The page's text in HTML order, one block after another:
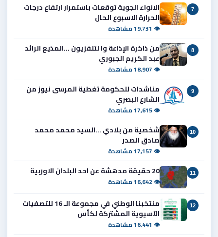
7
الانواء الجوية توقعات باستمرار ارتفاع درجات
الحرارة الاسبوع الحال
👁 19,731 مشاهدة
8
من ذاكرة الإذاعة وا لتلفزيون ...المذيع الرائد
عبد الكريم الجبوري
👁 18,907 مشاهدة
9
مناشدات للحكومة تغطية المرسى نيوز من
الشارع البصري
👁 17,615 مشاهدة
10
شخصية من بلادي ...السيد محمد محمد
صادق الصدر
👁 17,157 مشاهدة
11 20 حقيقة مدهشة عن احد البلدان الاوربية
👁 16,642 مشاهدة
12
منتخبنا الوطني في مجموعة الـ 16 للتصفيات
الآسيوية المشتركة لكأس
👁 16,441 مشاهدة